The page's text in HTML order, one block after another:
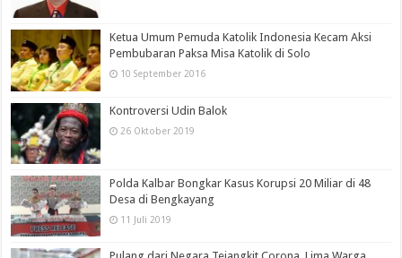
Ketua Umum Pemuda Katolik Indonesia Kecam Aksi
Pembubaran Paksa Misa Katolik di Solo
10 September 2016
Kontroversi Udin Balok
26 Oktober 2019
Polda Kalbar Bongkar Kasus Korupsi 20 Miliar di 48
Desa di Bengkayang
11 Juli 2019